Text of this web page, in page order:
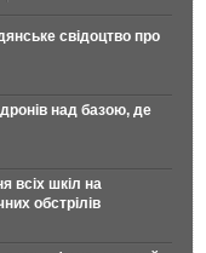
свідоцтво про
дронів над базою, де
всіх шкіл на
обстрілів